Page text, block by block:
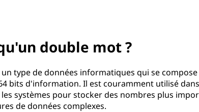
double mot ?
type de données informatiques qui se
bits d'information. Il est couramment utilisé
systèmes pour stocker des nombres plus
de données complexes.